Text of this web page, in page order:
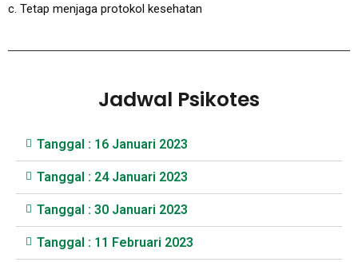
c. Tetap menjaga protokol kesehatan
Jadwal Psikotes
Tanggal : 16 Januari 2023
Tanggal : 24 Januari 2023
Tanggal : 30 Januari 2023
Tanggal : 11 Februari 2023